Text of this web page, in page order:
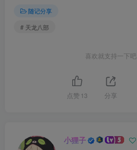
随记分享
# 天龙八部
喜欢就支持一下吧
点赞 13 分享
小狸子